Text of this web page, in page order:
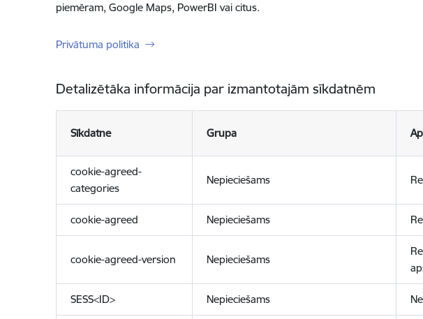
piemēram, Google Maps, PowerBI vai citus.
Privātuma politika
Detalizētāka informācija par izmantotajām sīkdatnēm
Sīkdatne Grupa
cookie-agreed-
categories
Nepieciešams
cookie-agreed Nepieciešams
cookie-agreed-version Nepieciešams
SESS<ID> Nepieciešams